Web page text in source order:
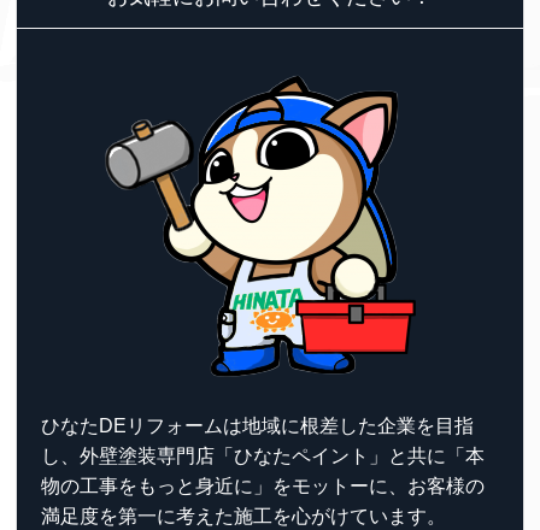
ひなたDEリフォームは地域に根差した企業を目指
し、外壁塗装専門店「ひなたペイント」と共に「本
物の工事をもっと身近に」をモットーに、お客様の
満足度を第一に考えた施工を心がけています。